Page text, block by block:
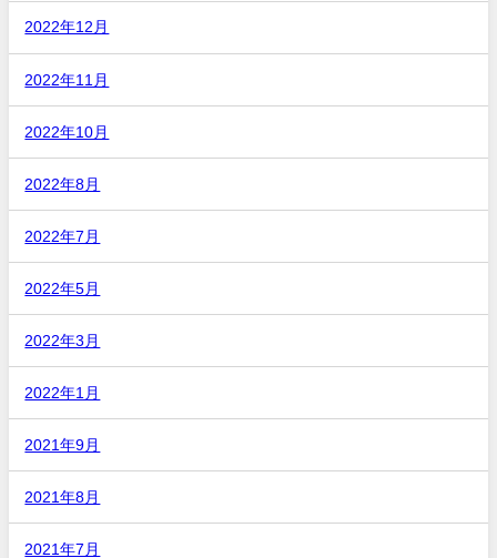
2022年12月
2022年11月
2022年10月
2022年8月
2022年7月
2022年5月
2022年3月
2022年1月
2021年9月
2021年8月
2021年7月